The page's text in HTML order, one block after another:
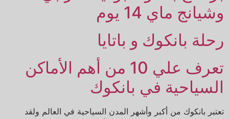
وشيانج ماي 14 يوم
رحلة بانكوك و باتايا
تعرف علي 10 من أهم الأماكن
السياحية في بانكوك
تعتبر بانكوك من أكبر وأشهر المدن السياحية في العالم ولقد